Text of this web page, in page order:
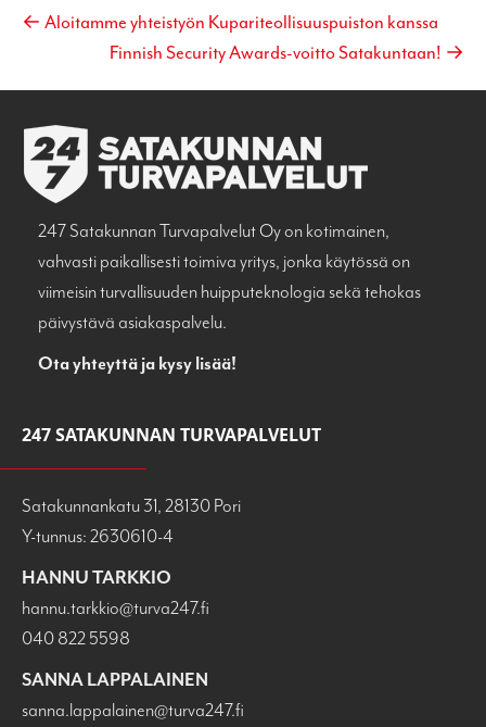
← Aloitamme yhteistyön Kupariteollisuuspuiston kanssa
Finnish Security Awards-voitto Satakuntaan! →
247 Satakunnan Turvapalvelut Oy on kotimainen,
vahvasti paikallisesti toimiva yritys, jonka käytössä on
viimeisin turvallisuuden huipputeknologia sekä tehokas
päivystävä asiakaspalvelu.
Ota yhteyttä ja kysy lisää!
247 SATAKUNNAN TURVAPALVELUT
Satakunnankatu 31, 28130 Pori
Y-tunnus: 2630610-4
HANNU TARKKIO
hannu.tarkkio@turva247.fi
040 822 5598
SANNA LAPPALAINEN
sanna.lappalainen@turva247.fi